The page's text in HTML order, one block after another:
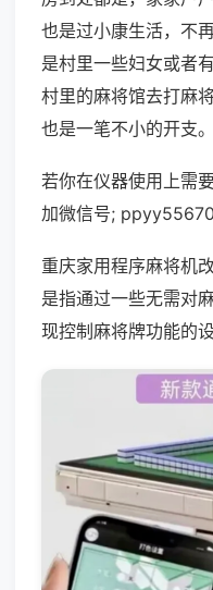
也是过小康生活，不
是村里一些妇女或者
村里的麻将馆去打麻
也是一笔不小的开支。
若你在仪器使用上需
加微信号; ppyy55670
重庆家用程序麻将机
是指通过一些无需对
现控制麻将牌功能的